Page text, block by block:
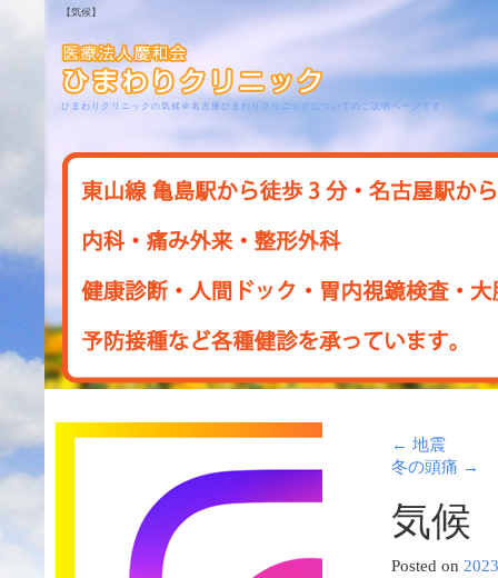
【気候】
ひまわりクリニックの気候＠名古屋ひまわりクリニックについてのご説明ページです
← 地震
冬の頭痛 →
気候
Posted on